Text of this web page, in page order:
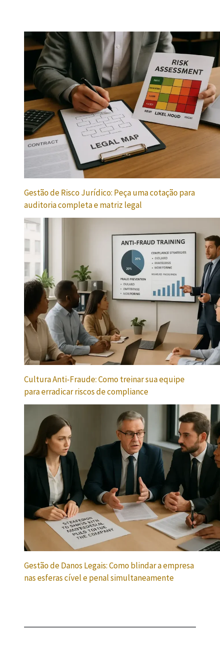
Gestão de Risco Jurídico: Peça uma cotação para
auditoria completa e matriz legal
Cultura Anti-Fraude: Como treinar sua equipe
para erradicar riscos de compliance
Gestão de Danos Legais: Como blindar a empresa
nas esferas cível e penal simultaneamente